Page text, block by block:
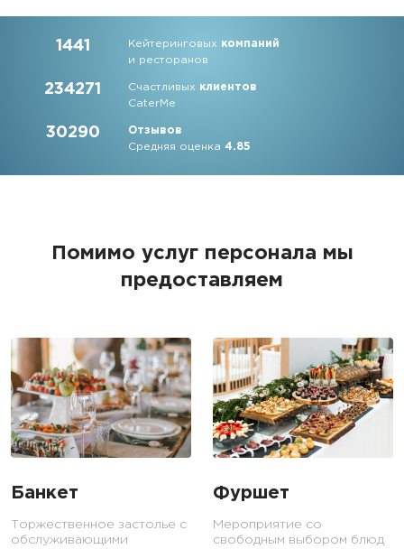
1441 Кейтеринговых компаний
и ресторанов
234271 Счастливых клиентов
CaterMe
30290
Отзывов
Средняя оценка4.85
Помимо услуг персонала мы
предоставляем
Банкет
Торжественное застолье с
обслуживающими
Фуршет
Мероприятие со
свободным выбором блюд